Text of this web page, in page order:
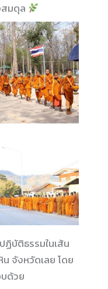
มดุล
ฏิบัติธรรมในเส้น
จังหวัดเลย โดย
ด้วย